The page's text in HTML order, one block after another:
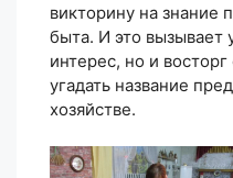
викторину на знание
быта. И это вызывает
интерес, но и восторг
угадать название
хозяйстве.